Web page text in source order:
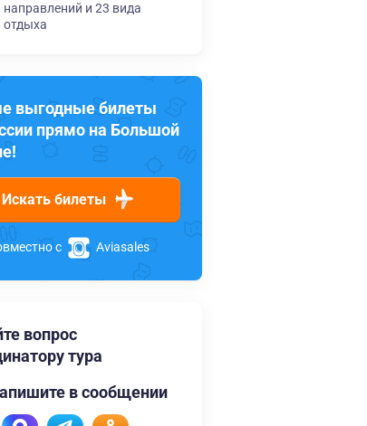
направлений и 23 вида
отдыха
выгодные билеты
прямо на Большой
Искать билеты
с Aviasales
вопрос
тура
в сообщении